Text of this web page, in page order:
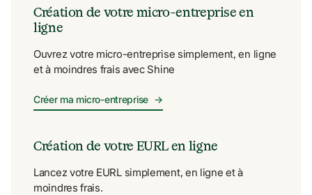
Création de votre micro-entreprise en
ligne
Ouvrez votre micro-entreprise simplement, en ligne
et à moindres frais avec Shine
Créer ma micro-entreprise →
Création de votre EURL en ligne
Lancez votre EURL simplement, en ligne et à
moindres frais.